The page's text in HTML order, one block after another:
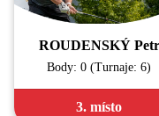
ROUDENSKÝ Petr
Body: 0 (Turnaje: 6)
3. místo